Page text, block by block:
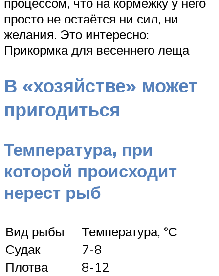
просто не остаётся ни сил, ни
желания. Это интересно:
Прикормка для весеннего леща
В «хозяйстве» может
пригодиться
Температура, при
которой происходит
нерест рыб
Вид рыбы
Температура, °С
Судак
7-8
Плотва
8-12